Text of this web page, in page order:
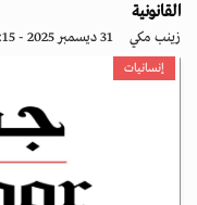
القانونية
زينب مكي 31 ديسمبر 2025 - 16:15
إنسانيات